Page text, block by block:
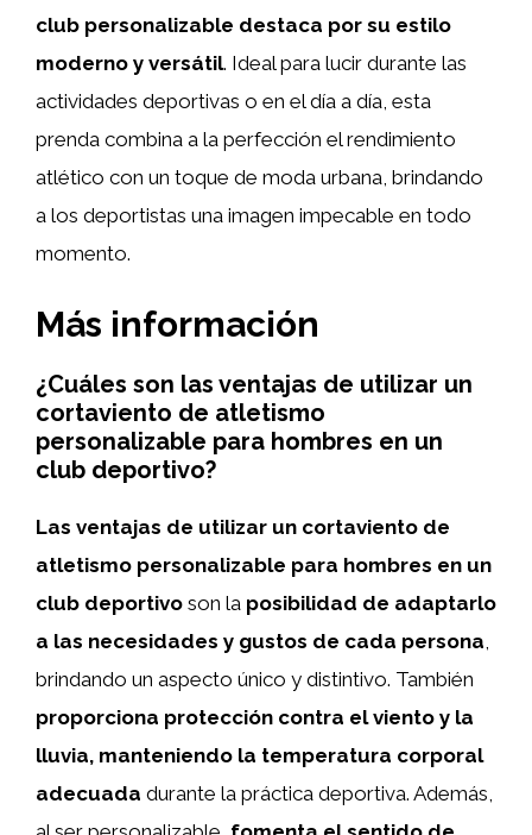
club personalizable destaca por su estilo
moderno y versátil. Ideal para lucir durante las
actividades deportivas o en el día a día, esta
prenda combina a la perfección el rendimiento
atlético con un toque de moda urbana, brindando
a los deportistas una imagen impecable en todo
momento.
Más información
¿Cuáles son las ventajas de utilizar un
cortaviento de atletismo
personalizable para hombres en un
club deportivo?
Las ventajas de utilizar un cortaviento de
atletismo personalizable para hombres en un
club deportivo son la posibilidad de adaptarlo
a las necesidades y gustos de cada persona
brindando un aspecto único y distintivo. También
proporciona protección contra el viento y la
lluvia, manteniendo la temperatura corporal
adecuada durante la práctica deportiva. Además,